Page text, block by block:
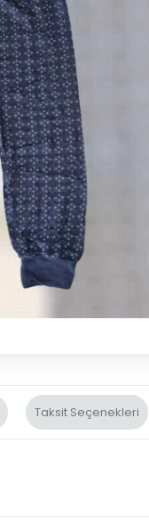
Taksit Seçenekleri